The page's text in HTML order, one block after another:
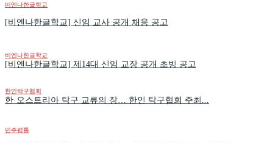
비엔나한글학교
[비엔나한글학교] 신임 교사 공개 채용 공고
비엔나한글학교
[비엔나한글학교] 제14대 신임 교장 공개 초빙 공고
한인탁구협회
한·오스트리아 탁구 교류의 장… 한인 탁구협회 주최...
민주평통